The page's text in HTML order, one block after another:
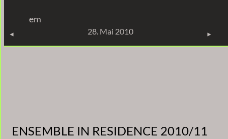
springen
em
28. Mai 2010
ENSEMBLE IN RESIDENCE 2010/11